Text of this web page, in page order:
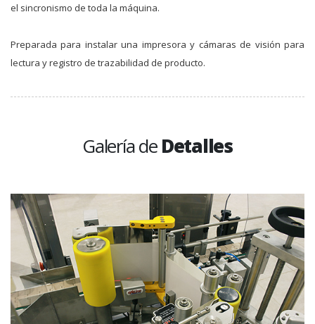
el sincronismo de toda la máquina.
Preparada para instalar una impresora y cámaras de visión para
lectura y registro de trazabilidad de producto.
Galería deDetalles